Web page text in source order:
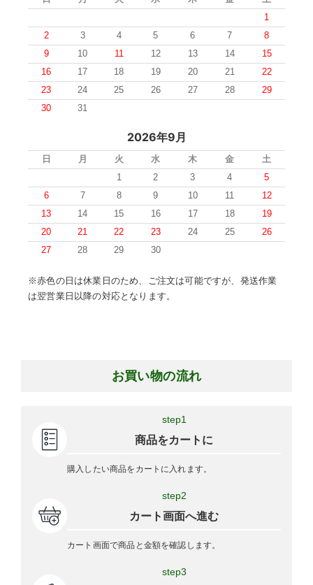
1
2
3 4 5 6 7
8
9
10 11 12 13 14
15
16
17 18 19 20 21
22
23
24 25 26 27 28
29
30
31
2026年9月
日 月 火 水 木 金
土
1
2 3 4
5
6
7 8 9 10 11
12
13
14 15 16 17 18
19
20
21 22 23 24 25
26
27
28 29 30
※赤色の日は休業日のため、ご注文は可能ですが、発送作業
は翌営業日以降の対応となります。
お買い物の流れ
step1
商品をカートに
購入したい商品をカートに入れます。
step2
カート画面へ進む
カート画面で商品と金額を確認します。
step3